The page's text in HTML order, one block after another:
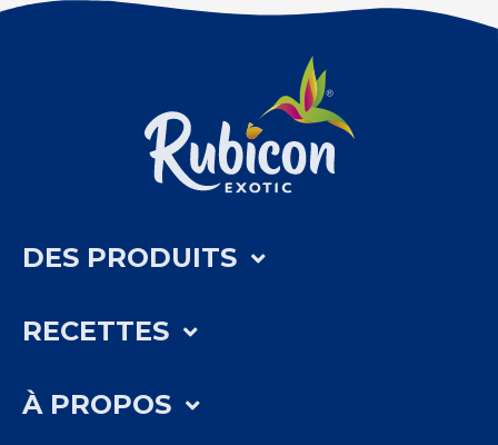
DES PRODUITS
RECETTES
À PROPOS